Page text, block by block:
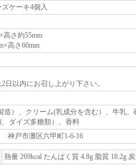
ケーキ4個入
高さ約55mm
高さ60mm
以内にお召し上がり下さい。
造）、クリーム(乳成分を含む）、牛乳
ダイズ多糖類）、香料
神戸市灘区六甲町1-6-16
熱量 269kcal たんぱく質 4.8g 脂質 18.2g